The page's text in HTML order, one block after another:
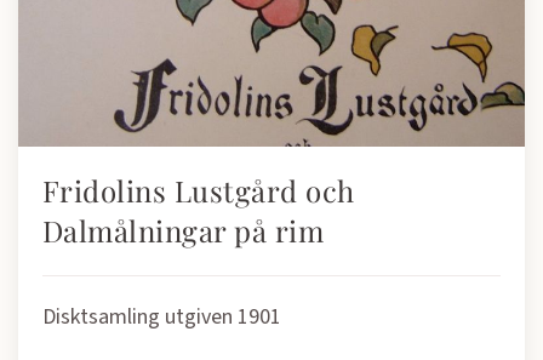
Fridolins Lustgård och
Dalmålningar på rim
Disktsamling utgiven 1901